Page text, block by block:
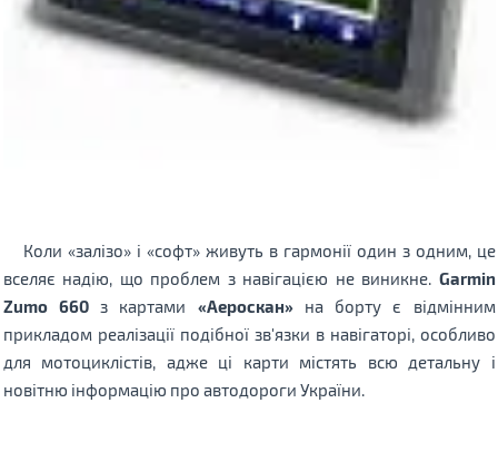
Коли «залізо» і «софт» живуть в гармонії один з одним, це
вселяє надію, що проблем з навігацією не виникне. Garmin
Zumo 660з картами «Аероскан»на борту є відмінним
прикладом реалізації подібної зв'язки в навігаторі, особливо
для мотоциклістів, адже ці карти містять всю детальну і
новітню інформацію про автодороги України.